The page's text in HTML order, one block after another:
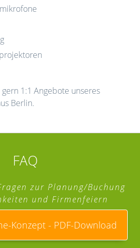
1:1 Angebote unseres
Berlin.
FAQ
zur Planung/Buchung
und Firmenfeiern
Konzept - PDF-Download